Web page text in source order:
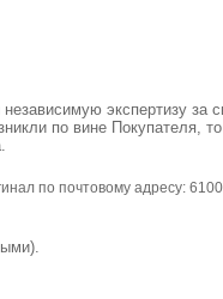
экспертизу за
по вине Покупателя,
по почтовому адресу: